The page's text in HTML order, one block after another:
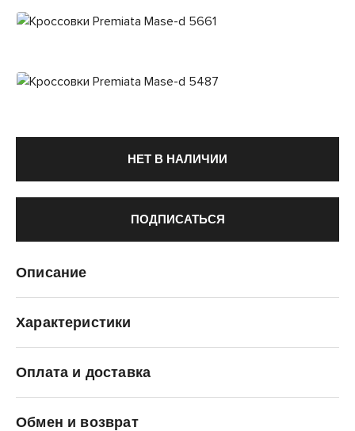
НЕТ В НАЛИЧИИ
ПОДПИСАТЬСЯ
Описание
Характеристики
Оплата и доставка
Обмен и возврат